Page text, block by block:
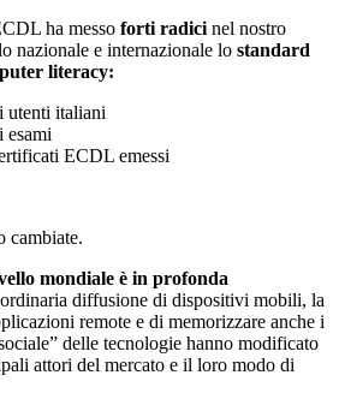
ha messo forti radici nel nostro
nazionale e internazionale lo standard
literacy:
utenti italiani
esami
ECDL emessi
cambiate.
mondiale è in profonda
diffusione di dispositivi mobili, la
remote e di memorizzare anche i
delle tecnologie hanno modificato
attori del mercato e il loro modo di